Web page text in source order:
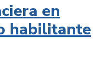
en
habilitante